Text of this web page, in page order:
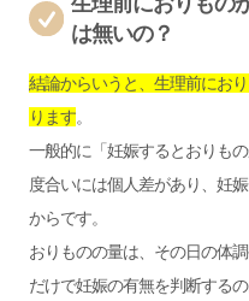
は無いの？
結論からいうと、生理前にお
ります。
一般的に「妊娠するとおりも
度合いには個人差があり、妊
からです。
おりものの量は、その日の体
だけで妊娠の有無を判断する